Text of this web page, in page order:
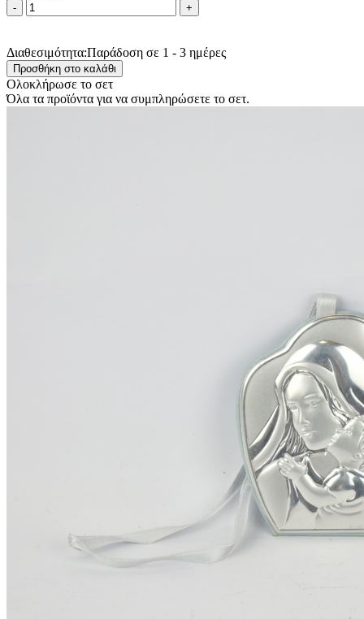
Διαθεσιμότητα:Παράδοση σε 1 - 3 ημέρες
Ολοκλήρωσε το σετ
Όλα τα προϊόντα για να συμπληρώσετε το σετ.